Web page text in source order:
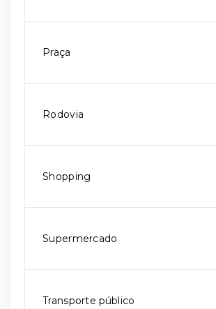
Praça
Rodovia
Shopping
Supermercado
Transporte público